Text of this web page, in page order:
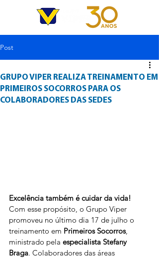
Post
GRUPO VIPER REALIZA TREINAMENTO EM
PRIMEIROS SOCORROS PARA OS
COLABORADORES DAS SEDES
Excelência também é cuidar da vida!
Com esse propósito, o Grupo Viper
promoveu no último dia 17 de julho o
treinamento em Primeiros Socorros,
ministrado pela especialista Stefany
Braga. Colaboradores das áreas